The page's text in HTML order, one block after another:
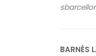
BARNÉS